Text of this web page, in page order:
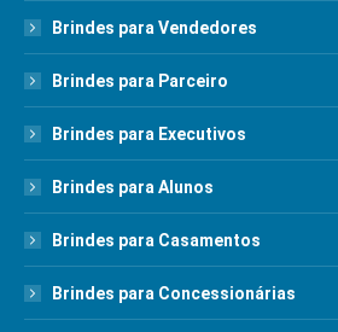
Brindes para Vendedores
Brindes para Parceiro
Brindes para Executivos
Brindes para Alunos
Brindes para Casamentos
Brindes para Concessionárias